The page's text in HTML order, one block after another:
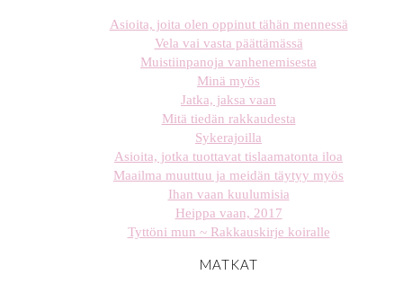
Asioita, joita olen oppinut tähän mennessä
Vela vai vasta päättämässä
Muistiinpanoja vanhenemisesta
Minä myös
Jatka, jaksa vaan
Mitä tiedän rakkaudesta
Sykerajoilla
Asioita, jotka tuottavat tislaamatonta iloa
Maailma muuttuu ja meidän täytyy myös
Ihan vaan kuulumisia
Heippa vaan, 2017
Tyttöni mun ~ Rakkauskirje koiralle
MATKAT